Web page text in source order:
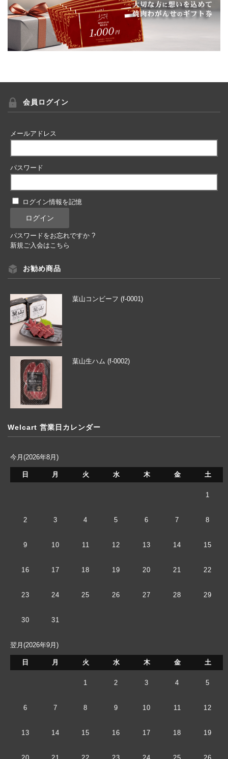
会員ログイン
メールアドレス
パスワード
ログイン情報を記憶
パスワードをお忘れですか ?
新規ご入会はこちら
お勧め商品
葉山コンビーフ (f-0001)
葉山生ハム (f-0002)
Welcart 営業日カレンダー
今月(2026年8月)
日 月 火 水 木 金 土
1
2 3 4 5 6 7 8
9 10 11 12 13 14 15
16 17 18 19 20 21 22
23 24 25 26 27 28 29
30 31
翌月(2026年9月)
日 月 火 水 木 金 土
1 2 3 4 5
6 7 8 9 10 11 12
13 14 15 16 17 18 19